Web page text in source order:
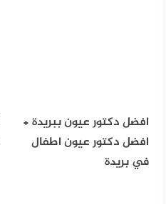
افضل دكتور عيون ببريدة +
افضل دكتور عيون اطفال
في بريدة